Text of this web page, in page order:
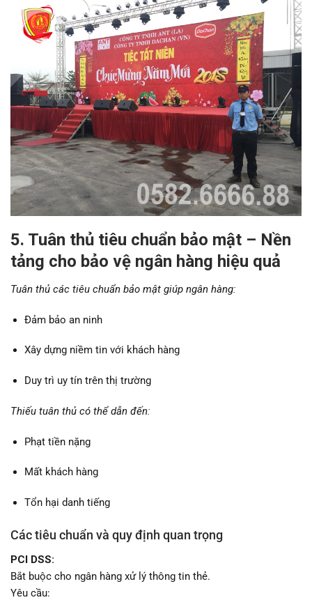
5. Tuân thủ tiêu chuẩn bảo mật – Nền
tảng cho bảo vệ ngân hàng hiệu quả
Tuân thủ các tiêu chuẩn bảo mật giúp ngân hàng:
Đảm bảo an ninh
Xây dựng niềm tin với khách hàng
Duy trì uy tín trên thị trường
Thiếu tuân thủ có thể dẫn đến:
Phạt tiền nặng
Mất khách hàng
Tổn hại danh tiếng
Các tiêu chuẩn và quy định quan trọng
PCI DSS:
Bắt buộc cho ngân hàng xử lý thông tin thẻ.
Yêu cầu: